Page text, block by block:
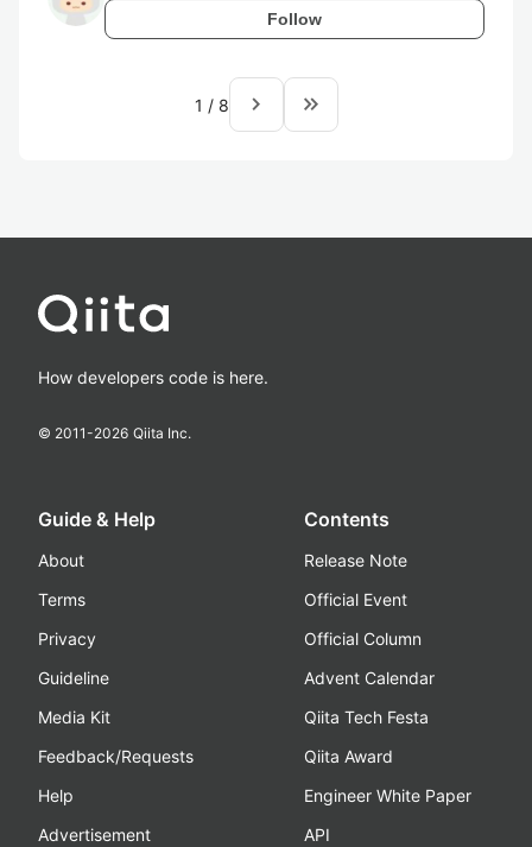
Follow
1 / 8 navigate_next keyboard_double_arrow_right
How developers code is here.
© 2011-2026 Qiita Inc.
Guide & Help
About
Terms
Privacy
Guideline
Media Kit
Feedback/Requests
Help
Advertisement
Contents
Release Note
Official Event
Official Column
Advent Calendar
Qiita Tech Festa
Qiita Award
Engineer White Paper
API